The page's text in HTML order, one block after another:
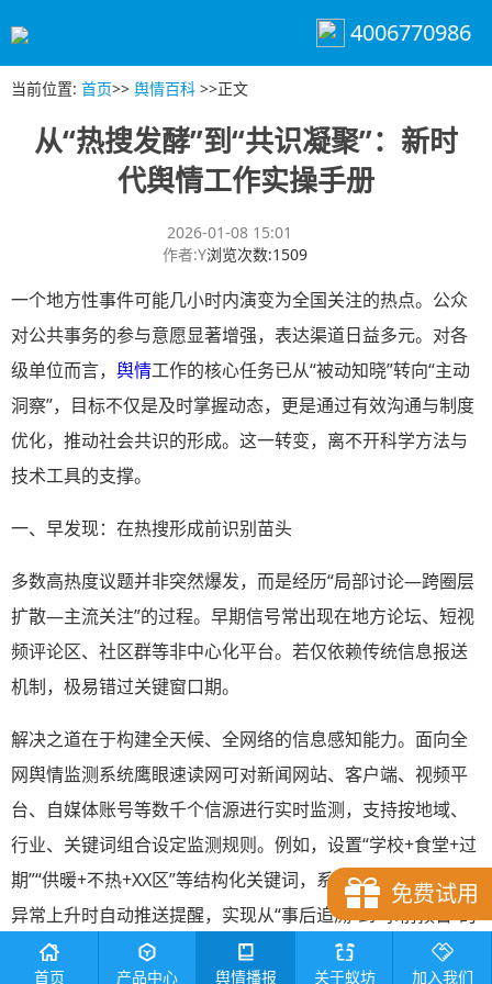
4006770986
当前位置: 首页>> 舆情百科 >>正文
从“热搜发酵”到“共识凝聚”：新时
代舆情工作实操手册
2026-01-08 15:01
作者:Y浏览次数:1509
一个地方性事件可能几小时内演变为全国关注的热点。公众
对公共事务的参与意愿显著增强，表达渠道日益多元。对各
级单位而言， 舆情工作的核心任务已从“被动知晓”转向“主动
洞察”，目标不仅是及时掌握动态，更是通过有效沟通与制度
优化，推动社会共识的形成。这一转变，离不开科学方法与
技术工具的支撑。
一、早发现：在热搜形成前识别苗头
多数高热度议题并非突然爆发，而是经历“局部讨论—跨圈层
扩散—主流关注”的过程。早期信号常出现在地方论坛、短视
频评论区、社区群等非中心化平台。若仅依赖传统信息报送
机制，极易错过关键窗口期。
解决之道在于构建全天候、全网络的信息感知能力。面向全
网舆情监测系统鹰眼速读网可对新闻网站、客户端、视频平
台、自媒体账号等数千个信源进行实时监测，支持按地域、
行业、关键词组合设定监测规则。例如，设置“学校+食堂+过
期”“供暖+不热+XX区”等结构化关键词，系统可在相关讨论量
异常上升时自动推送提醒，实现从“事后追溯”到“事前预警”的
转变。
免费试用
首页 产品中心 舆情播报 关于蚁坊 加入我们